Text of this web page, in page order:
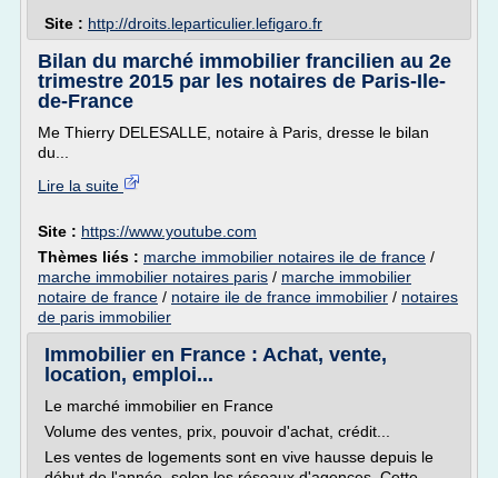
Site : http://droits.leparticulier.lefigaro.fr
Bilan du marché immobilier francilien au 2e
trimestre 2015 par les notaires de Paris-Ile-
de-France
Me Thierry DELESALLE, notaire à Paris, dresse le bilan
du...
Lire la suite
Site : https://www.youtube.com
Thèmes liés : marche immobilier notaires ile de france /
marche immobilier notaires paris / marche immobilier
notaire de france / notaire ile de france immobilier / notaires
de paris immobilier
Immobilier en France : Achat, vente,
location, emploi...
Le marché immobilier en France
Volume des ventes, prix, pouvoir d'achat, crédit...
Les ventes de logements sont en vive hausse depuis le